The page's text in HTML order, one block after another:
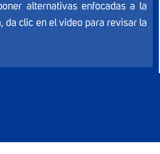
alternativas enfocadas a la
da clic en el video para revisar la